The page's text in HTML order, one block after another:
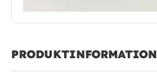
PRODUKTINFORMATION